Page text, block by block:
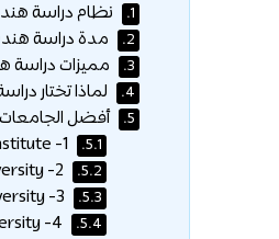
1. نظام دراسة
2. مدة دراسة
3. مميزات دراسة
4. لماذا تختار
5. أفضل
5.1.
5.2.
5.3.
5.4.